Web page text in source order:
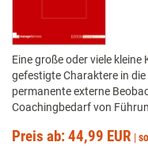
Eine große oder viele
gefestigte Charaktere in
permanente externe
Coachingbedarf von
Preis ab: 44,99 EUR |